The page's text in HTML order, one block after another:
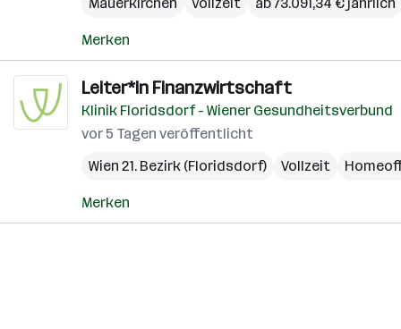
Merken
Leiter*in Finanzwirtschaft
Klinik Floridsdorf - Wiener Gesundheitsverbund
vor 5 Tagen veröffentlicht
Wien 21. Bezirk (Floridsdorf)
Vollzeit
Merken